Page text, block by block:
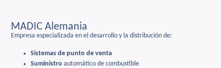
MADIC Alemania
Empresa especializada en el desarrollo y la distribución de:
Sistemas de punto de venta
Suministro automático de combustible